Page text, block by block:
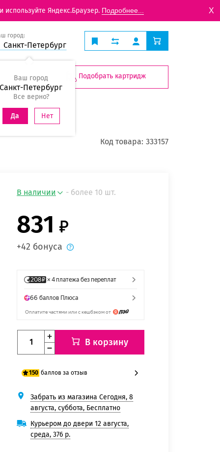
Яндекс.Браузер. Подробнее... X
город:
Санкт-Петербург
Ваш город
Санкт-Петербург
Все верно?
Да Нет
Подобрать картридж
Код товара: 333157
В наличии - более 10 шт.
831
+42 бонуса
В корзину
150 баллов за отзыв
125 баллов
150 баллов
Забрать из магазина Сегодня, 8
августа, суббота, Бесплатно
Курьером до двери 12 августа,
среда, 376 р.